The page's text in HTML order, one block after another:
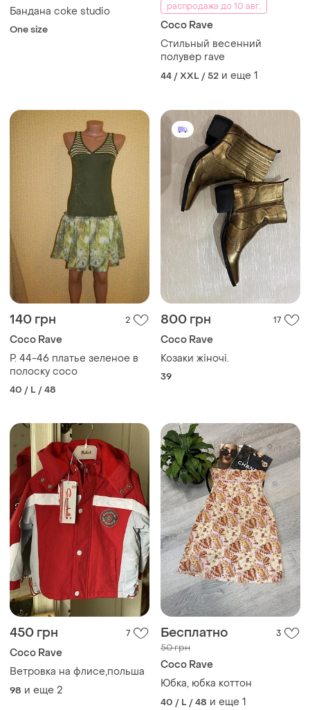
Бандана coke studio
One size
распродажа до 10 авг.
Coco Rave
Стильный весенний
полувер rave
44 / XXL / 52 и еще 1
140 грн 2
Coco Rave
Р. 44-46 платье зеленое в
полоску coco
40 / L / 48
800 грн 17
Coco Rave
Козаки жіночі.
39
450 грн 7
Coco Rave
Ветровка на флисе,польша
98 и еще 2
Бесплатно 3
50 грн
Coco Rave
Юбка, юбка коттон
40 / L / 48 и еще 1